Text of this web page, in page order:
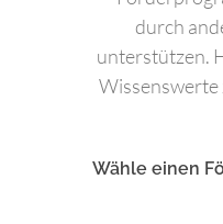
durch
unterstützen.
Wissenswerte
Wähle einen